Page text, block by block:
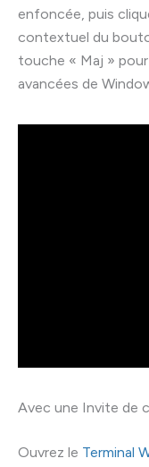
enfoncée, puis
contextuel du
touche « Maj »
avancées de
Avec une Invite de
Ouvrez le Terminal